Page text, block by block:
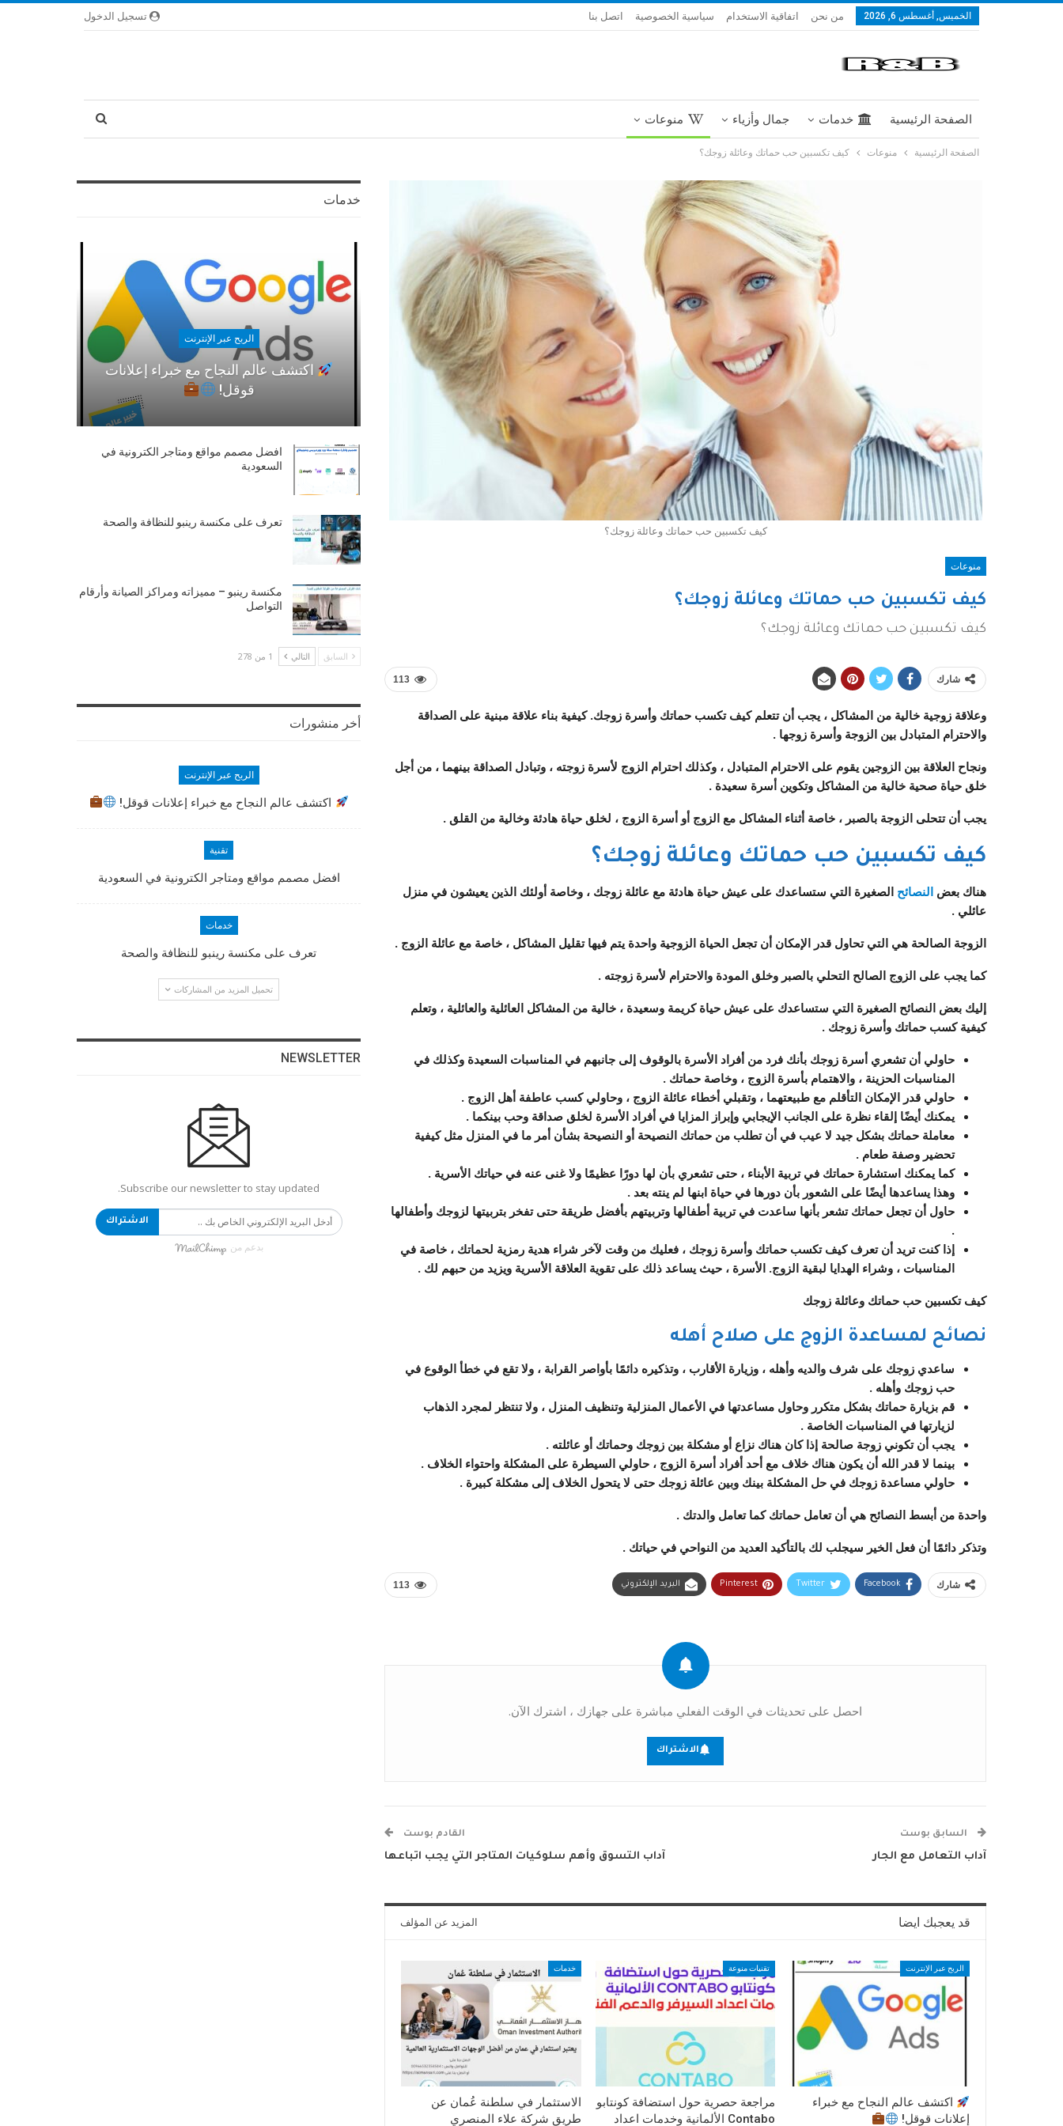
تسجيل الدخول الخميس, أغسطس 6, 2026 من نحن اتفاقية الاستخدام سياسية الخصوصية اتصل بنا
الصفحة الرئيسية خدمات جمال وأزياء منوعات
الصفحة الرئيسية منوعات كيف تكسبين حب حماتك وعائلة زوجك؟
كيف تكسبين حب حماتك وعائلة زوجك؟
منوعات
كيف تكسبين حب حماتك وعائلة زوجك؟
كيف تكسبين حب حماتك وعائلة زوجك؟
113 شارك
وعلاقة زوجية خالية من المشاكل ، يجب أن تتعلم كيف تكسب حماتك وأسرة زوجك. كيفية بناء علاقة مبنية على الصداقة
والاحترام المتبادل بين الزوجة وأسرة زوجها .
ونجاح العلاقة بين الزوجين يقوم على الاحترام المتبادل ، وكذلك احترام الزوج لأسرة زوجته ، وتبادل الصداقة بينهما ، من أجل
خلق حياة صحية خالية من المشاكل وتكوين أسرة سعيدة .
يجب أن تتحلى الزوجة بالصبر ، خاصة أثناء المشاكل مع الزوج أو أسرة الزوج ، لخلق حياة هادئة وخالية من القلق .
كيف تكسبين حب حماتك وعائلة زوجك؟
هناك بعض النصائح الصغيرة التي ستساعدك على عيش حياة هادئة مع عائلة زوجك ، وخاصة أولئك الذين يعيشون في منزل
عائلي .
الزوجة الصالحة هي التي تحاول قدر الإمكان أن تجعل الحياة الزوجية واحدة يتم فيها تقليل المشاكل ، خاصة مع عائلة الزوج .
كما يجب على الزوج الصالح التحلي بالصبر وخلق المودة والاحترام لأسرة زوجته .
إليك بعض النصائح الصغيرة التي ستساعدك على عيش حياة كريمة وسعيدة ، خالية من المشاكل العائلية والعائلية ، وتعلم
كيفية كسب حماتك وأسرة زوجك .
حاولي أن تشعري أسرة زوجك بأنك فرد من أفراد الأسرة بالوقوف إلى جانبهم في المناسبات السعيدة وكذلك في
المناسبات الحزينة ، والاهتمام بأسرة الزوج ، وخاصة حماتك .
حاولي قدر الإمكان التأقلم مع طبيعتهما ، وتقبلي أخطاء عائلة الزوج ، وحاولي كسب عاطفة أهل الزوج .
يمكنك أيضًا إلقاء نظرة على الجانب الإيجابي وإبراز المزايا في أفراد الأسرة لخلق صداقة وحب بينكما .
معاملة حماتك بشكل جيد لا عيب في أن تطلب من حماتك النصيحة أو النصيحة بشأن أمر ما في المنزل مثل كيفية
تحضير وصفة طعام .
كما يمكنك استشارة حماتك في تربية الأبناء ، حتى تشعري بأن لها دورًا عظيمًا ولا غنى عنه في حياتك الأسرية .
وهذا يساعدها أيضًا على الشعور بأن دورها في حياة ابنها لم ينته بعد .
حاول أن تجعل حماتك تشعر بأنها ساعدت في تربية أطفالها وتربيتهم بأفضل طريقة حتى تفخر بتربيتها لزوجك وأطفالها
.
إذا كنت تريد أن تعرف كيف تكسب حماتك وأسرة زوجك ، فعليك من وقت لآخر شراء هدية رمزية لحماتك ، خاصة في
المناسبات ، وشراء الهدايا لبقية الزوج. الأسرة ، حيث يساعد ذلك على تقوية العلاقة الأسرية ويزيد من حبهم لك .
كيف تكسبين حب حماتك وعائلة زوجك
نصائح لمساعدة الزوج على صلاح أهله
ساعدي زوجك على شرف والديه وأهله ، وزيارة الأقارب ، وتذكيره دائمًا بأواصر القرابة ، ولا تقع في خطأ الوقوع في
حب زوجك وأهله .
قم بزيارة حماتك بشكل متكرر وحاول مساعدتها في الأعمال المنزلية وتنظيف المنزل ، ولا تنتظر لمجرد الذهاب
لزيارتها في المناسبات الخاصة .
يجب أن تكوني زوجة صالحة إذا كان هناك نزاع أو مشكلة بين زوجك وحماتك أو عائلته .
بينما لا قدر الله أن يكون هناك خلاف مع أحد أفراد أسرة الزوج ، حاولي السيطرة على المشكلة واحتواء الخلاف .
حاولي مساعدة زوجك في حل المشكلة بينك وبين عائلة زوجك حتى لا يتحول الخلاف إلى مشكلة كبيرة .
واحدة من أبسط النصائح هي أن تعامل حماتك كما تعامل والدتك .
وتذكر دائمًا أن فعل الخير سيجلب لك بالتأكيد العديد من النواحي في حياتك .
113 شارك Facebook
Twitter
Pinterest البريد الإلكتروني
احصل على تحديثات في الوقت الفعلي مباشرة على جهازك ، اشترك الآن.
الاشتراك
السابق بوست
آداب التعامل مع الجار
القادم بوست
آداب التسوق وأهم سلوكيات المتاجر التي يجب اتباعها
قد يعجبك ايضا المزيد عن المؤلف
الربح عبر الإنترنت
اكتشف عالم النجاح مع خبراء
إعلانات قوقل!
تقنيات منوعة
مراجعة حصرية حول استضافة كونتابو
Contabo الألمانية وخدمات اعداد
خدمات
الاستثمار في سلطنة عُمان عن
طريق شركة علاء المنصري
خدمات
الربح عبر الإنترنت
اكتشف عالم النجاح مع خبراء إعلانات
قوقل!
افضل مصمم مواقع ومتاجر الكترونية في
السعودية
تعرف على مكنسة رينبو للنظافة والصحة
مكنسة رينبو – مميزاته ومراكز الصيانة وأرقام
التواصل
السابق التالي 1 من 278
أخر منشورات
الربح عبر الإنترنت
اكتشف عالم النجاح مع خبراء إعلانات قوقل!
تقنية
افضل مصمم مواقع ومتاجر الكترونية في السعودية
خدمات
تعرف على مكنسة رينبو للنظافة والصحة
تحميل المزيد من المشاركات
NEWSLETTER
Subscribe our newsletter to stay updated.
الاشتراك
بدعم من